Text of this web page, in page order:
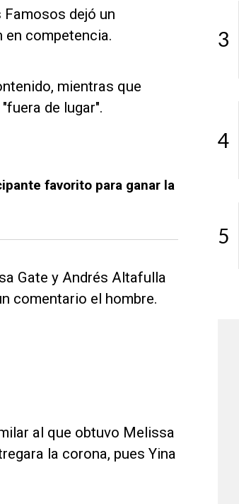
dejó un
competencia.
mientras que
de lugar".
favorito para ganar la
Gate y Andrés Altafulla
comentario el hombre.
al que obtuvo Melissa
la corona, pues Yina
3
4
5